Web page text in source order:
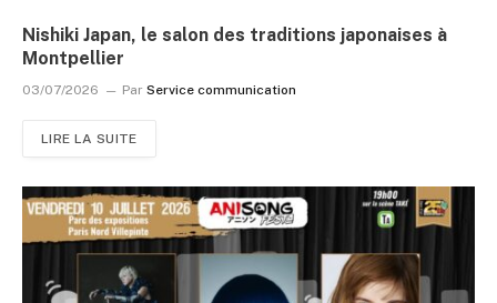
Nishiki Japan, le salon des traditions japonaises à
Montpellier
03/07/2026 Par Service communication
LIRE LA SUITE